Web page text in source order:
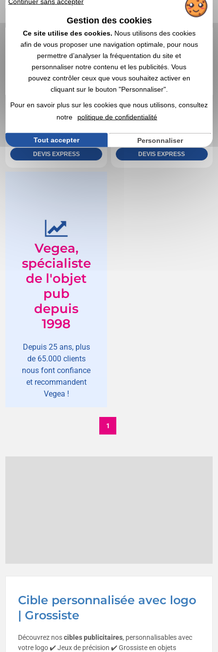
Cible personnalisée avec logo
| Grossiste
Découvrez noscibles publicitaires, personnalisables avec
votre logo ✔️ Jeux de précision ✔️ Grossiste en objets
141,17 €HT
Marquage compris
DEVIS EXPRESS
A partir de166,19 €
Marquage compris
DEVIS EXPRESS
Vegea,
spécialiste
de l'objet
pub
depuis
1998
Depuis 25 ans, plus
de 65.000 clients
nous font confiance
et recommandent
Vegea !
1
Gestion des cookies
Ce site utilise des cookies. Nous utilisons des cookies
afin de vous proposer une navigation optimale, pour nous
permettre d’analyser la fréquentation du site et
personnaliser notre contenu et les publicités. Vous
pouvez contrôler ceux que vous souhaitez activer en
cliquant sur le bouton "Personnaliser".
Pour en savoir plus sur les cookies que nous utilisons, consultez
notre
politique de confidentialité
Tout accepter Personnaliser